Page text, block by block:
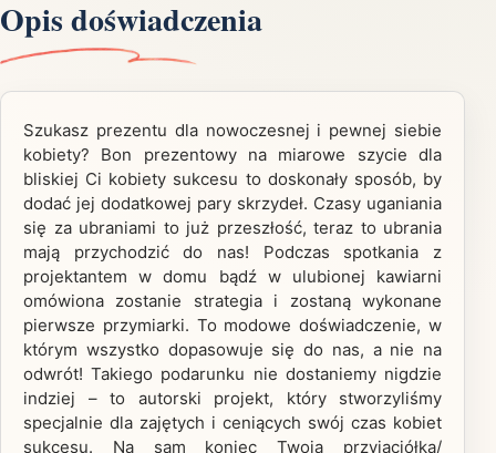
Opis doświadczenia
Szukasz prezentu dla nowoczesnej i pewnej siebie
kobiety? Bon prezentowy na miarowe szycie dla
bliskiej Ci kobiety sukcesu to doskonały sposób, by
dodać jej dodatkowej pary skrzydeł. Czasy uganiania
się za ubraniami to już przeszłość, teraz to ubrania
mają przychodzić do nas! Podczas spotkania z
projektantem w domu bądź w ulubionej kawiarni
omówiona zostanie strategia i zostaną wykonane
pierwsze przymiarki. To modowe doświadczenie, w
którym wszystko dopasowuje się do nas, a nie na
odwrót! Takiego podarunku nie dostaniemy nigdzie
indziej – to autorski projekt, który stworzyliśmy
specjalnie dla zajętych i ceniących swój czas kobiet
sukcesu. Na sam koniec Twoja przyjaciółka/